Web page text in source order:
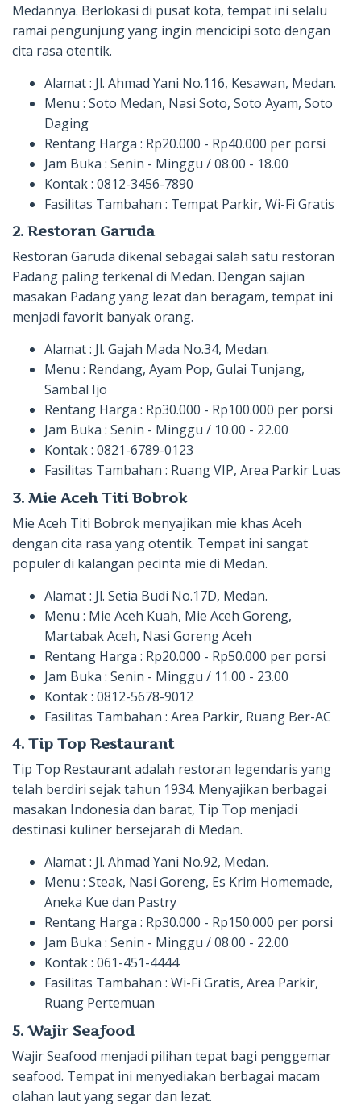
Medannya. Berlokasi di pusat kota, tempat ini selalu
ramai pengunjung yang ingin mencicipi soto dengan
cita rasa otentik.
Alamat : Jl. Ahmad Yani No.116, Kesawan, Medan.
Menu : Soto Medan, Nasi Soto, Soto Ayam, Soto
Daging
Rentang Harga : Rp20.000 - Rp40.000 per porsi
Jam Buka : Senin - Minggu / 08.00 - 18.00
Kontak : 0812-3456-7890
Fasilitas Tambahan : Tempat Parkir, Wi-Fi Gratis
2. Restoran Garuda
Restoran Garuda dikenal sebagai salah satu restoran
Padang paling terkenal di Medan. Dengan sajian
masakan Padang yang lezat dan beragam, tempat ini
menjadi favorit banyak orang.
Alamat : Jl. Gajah Mada No.34, Medan.
Menu : Rendang, Ayam Pop, Gulai Tunjang,
Sambal Ijo
Rentang Harga : Rp30.000 - Rp100.000 per porsi
Jam Buka : Senin - Minggu / 10.00 - 22.00
Kontak : 0821-6789-0123
Fasilitas Tambahan : Ruang VIP, Area Parkir Luas
3. Mie Aceh Titi Bobrok
Mie Aceh Titi Bobrok menyajikan mie khas Aceh
dengan cita rasa yang otentik. Tempat ini sangat
populer di kalangan pecinta mie di Medan.
Alamat : Jl. Setia Budi No.17D, Medan.
Menu : Mie Aceh Kuah, Mie Aceh Goreng,
Martabak Aceh, Nasi Goreng Aceh
Rentang Harga : Rp20.000 - Rp50.000 per porsi
Jam Buka : Senin - Minggu / 11.00 - 23.00
Kontak : 0812-5678-9012
Fasilitas Tambahan : Area Parkir, Ruang Ber-AC
4. Tip Top Restaurant
Tip Top Restaurant adalah restoran legendaris yang
telah berdiri sejak tahun 1934. Menyajikan berbagai
masakan Indonesia dan barat, Tip Top menjadi
destinasi kuliner bersejarah di Medan.
Alamat : Jl. Ahmad Yani No.92, Medan.
Menu : Steak, Nasi Goreng, Es Krim Homemade,
Aneka Kue dan Pastry
Rentang Harga : Rp30.000 - Rp150.000 per porsi
Jam Buka : Senin - Minggu / 08.00 - 22.00
Kontak : 061-451-4444
Fasilitas Tambahan : Wi-Fi Gratis, Area Parkir,
Ruang Pertemuan
5. Wajir Seafood
Wajir Seafood menjadi pilihan tepat bagi penggemar
seafood. Tempat ini menyediakan berbagai macam
olahan laut yang segar dan lezat.